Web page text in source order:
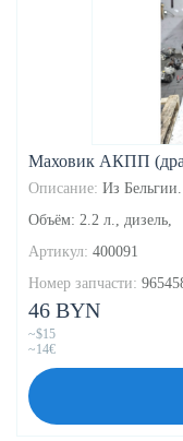
Маховик АКПП
Описание: Из Бельгии.
Объём: 2.2 л., дизель,
Артикул: 400091
Номер запчасти:
46 BYN
~$15
~14€